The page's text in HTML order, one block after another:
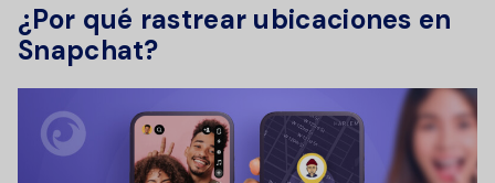
¿Por qué rastrear ubicaciones en
Snapchat?